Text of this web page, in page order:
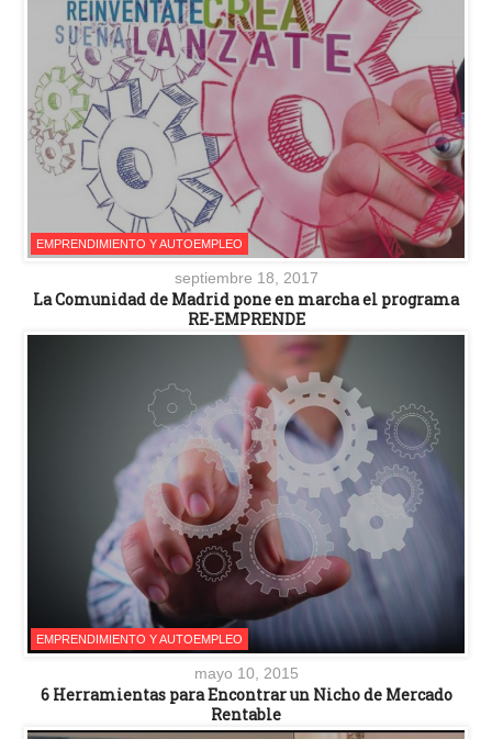
EMPRENDIMIENTO Y AUTOEMPLEO
septiembre 18, 2017
La Comunidad de Madrid pone en marcha el programa
RE-EMPRENDE
EMPRENDIMIENTO Y AUTOEMPLEO
mayo 10, 2015
6 Herramientas para Encontrar un Nicho de Mercado
Rentable